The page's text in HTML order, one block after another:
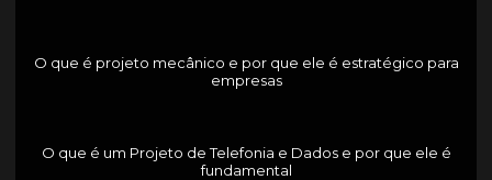
O que é projeto mecânico e por que ele é estratégico para
empresas
O que é um Projeto de Telefonia e Dados e por que ele é
fundamental